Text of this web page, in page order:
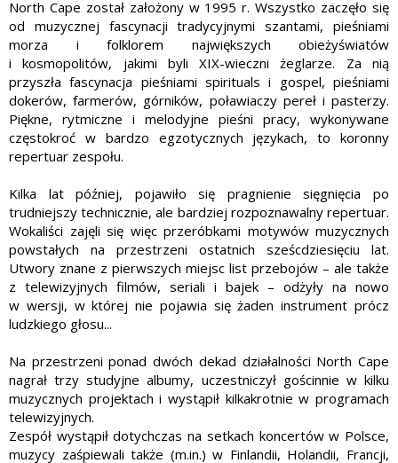
North Cape został założony w 1995 r. Wszystko zaczęło się
od muzycznej fascynacji tradycyjnymi szantami, pieśniami
morza i folklorem największych obieżyświatów
i kosmopolitów, jakimi byli XIX-wieczni żeglarze. Za nią
przyszła fascynacja pieśniami spirituals i gospel, pieśniami
dokerów, farmerów, górników, poławiaczy pereł i pasterzy.
Piękne, rytmiczne i melodyjne pieśni pracy, wykonywane
częstokroć w bardzo egzotycznych językach, to koronny
repertuar zespołu.
Kilka lat później, pojawiło się pragnienie sięgnięcia po
trudniejszy technicznie, ale bardziej rozpoznawalny repertuar.
Wokaliści zajęli się więc przeróbkami motywów muzycznych
powstałych na przestrzeni ostatnich sześcdziesięciu lat.
Utwory znane z pierwszych miejsc list przebojów – ale także
z telewizyjnych filmów, seriali i bajek – odżyły na nowo
w wersji, w której nie pojawia się żaden instrument prócz
ludzkiego głosu...
Na przestrzeni ponad dwóch dekad działalności North Cape
nagrał trzy studyjne albumy, uczestniczył gościnnie w kilku
muzycznych projektach i wystąpił kilkakrotnie w programach
telewizyjnych.
Zespół wystąpił dotychczas na setkach koncertów w Polsce,
muzycy zaśpiewali także (m.in.) w Finlandii, Holandii, Francji,